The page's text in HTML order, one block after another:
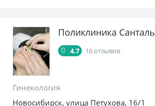
Поликлиника Санталь
Гинекология
4.7 16 отзывов
Новосибирск, улица Петухова, 16/1